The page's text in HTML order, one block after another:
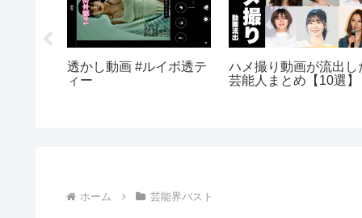
透かし動画 #ルイボ透テ
ィー
ハメ撮り動画が流出し
芸能人まとめ【10選】
ホーム 芸能界バスト